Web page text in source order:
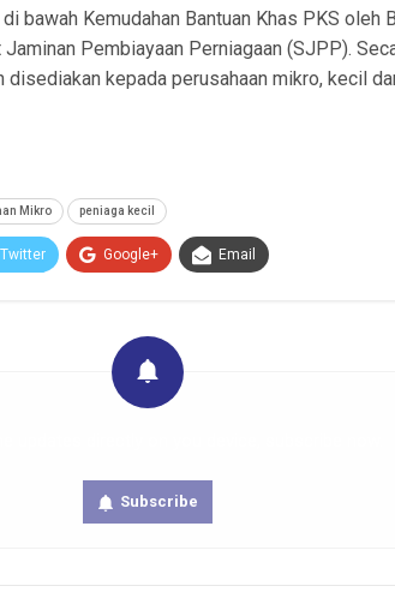
bawah Kemudahan Bantuan Khas PKS oleh
Pembiayaan Perniagaan (SJPP).
kepada perusahaan mikro, kecil
Mikro peniaga kecil
Twitter Google+ Email
Subscribe